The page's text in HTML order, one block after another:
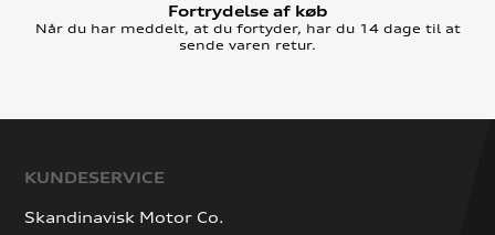
Fortrydelse af køb
Når du har meddelt, at du fortyder, har du 14 dage til at
sende varen retur.
KUNDESERVICE
Skandinavisk Motor Co.